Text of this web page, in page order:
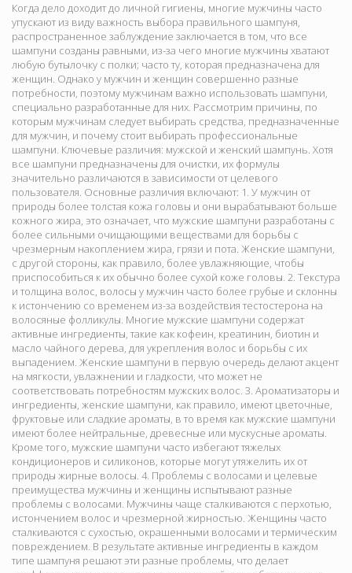
Когда дело доходит до личной гигиены, многие мужчины часто
упускают из виду важность выбора правильного шампуня,
распространенное заблуждение заключается в том, что все
шампуни созданы равными, из-за чего многие мужчины хватают
любую бутылочку с полки; часто ту, которая предназначена для
женщин. Однако у мужчин и женщин совершенно разные
потребности, поэтому мужчинам важно использовать шампуни,
специально разработанные для них. Рассмотрим причины, по
которым мужчинам следует выбирать средства, предназначенные
для мужчин, и почему стоит выбирать профессиональные
шампуни. Ключевые различия: мужской и женский шампунь. Хотя
все шампуни предназначены для очистки, их формулы
значительно различаются в зависимости от целевого
пользователя. Основные различия включают: 1. У мужчин от
природы более толстая кожа головы и они вырабатывают больше
кожного жира, это означает, что мужские шампуни разработаны с
более сильными очищающими веществами для борьбы с
чрезмерным накоплением жира, грязи и пота. Женские шампуни,
с другой стороны, как правило, более увлажняющие, чтобы
приспособиться к их обычно более сухой коже головы. 2. Текстура
и толщина волос, волосы у мужчин часто более грубые и склонны
к истончению со временем из-за воздействия тестостерона на
волосяные фолликулы. Многие мужские шампуни содержат
активные ингредиенты, такие как кофеин, креатинин, биотин и
масло чайного дерева, для укрепления волос и борьбы с их
выпадением. Женские шампуни в первую очередь делают акцент
на мягкости, увлажнении и гладкости, что может не
соответствовать потребностям мужских волос. 3. Ароматизаторы и
ингредиенты, женские шампуни, как правило, имеют цветочные,
фруктовые или сладкие ароматы, в то время как мужские шампуни
имеют более нейтральные, древесные или мускусные ароматы.
Кроме того, мужские шампуни часто избегают тяжелых
кондиционеров и силиконов, которые могут утяжелить их от
природы жирные волосы. 4. Проблемы с волосами и целевые
преимущества мужчины и женщины испытывают разные
проблемы с волосами. Мужчины чаще сталкиваются с перхотью,
истончением волос и чрезмерной жирностью. Женщины часто
сталкиваются с сухостью, окрашенными волосами и термическим
повреждением. В результате активные ингредиенты в каждом
типе шампуня решают эти разные проблемы, что делает